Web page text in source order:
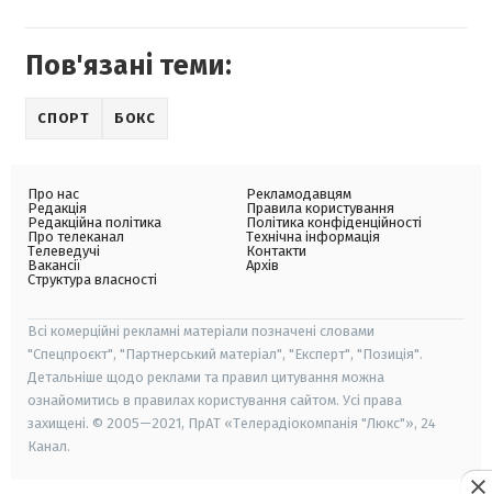
Пов'язані теми:
СПОРТ БОКС
Про нас
Редакція
Редакційна політика
Про телеканал
Телеведучі
Вакансії
Структура власності
Рекламодавцям
Правила користування
Політика конфіденційності
Технічна інформація
Контакти
Архів
Всі комерційні рекламні матеріали позначені словами
"Спецпроєкт", "Партнерський матеріал", "Експерт", "Позиція".
Детальніше щодо реклами та правил цитування можна
ознайомитись в правилах користування сайтом. Усі права
захищені. © 2005—2021, ПрАТ «Телерадіокомпанія "Люкс"», 24
Канал.